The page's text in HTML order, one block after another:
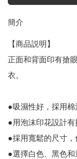
簡介
【商品説明】
正面和背面印有搶
衣。
●吸濕性好，採用
●用泡沫印花設計
●採用寬鬆的尺寸
●選擇白色、黑色